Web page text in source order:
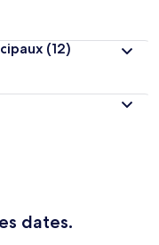
(12)
dates.